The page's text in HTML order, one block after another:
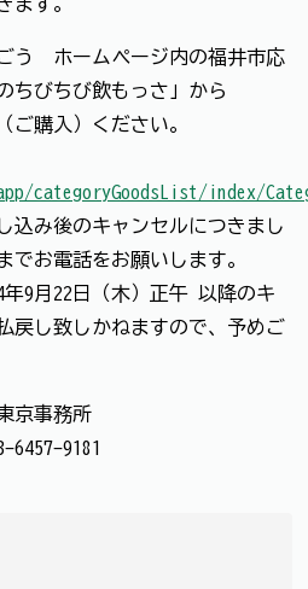
ホームページ内の福井市応
ちびちび飲もっさ」から
ください。
categoryGoodsList/index/
ャンセルにつきまし
でお電話をお願いします。
木）正午 以降のキ
戻し致しかねますので、予めご
事務所
9181